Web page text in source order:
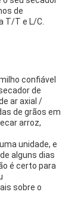
de
T/T e L/C.
confiável
de
ar axial /
de grãos em
arroz,
unidade, e
alguns dias
é certo para
sobre o